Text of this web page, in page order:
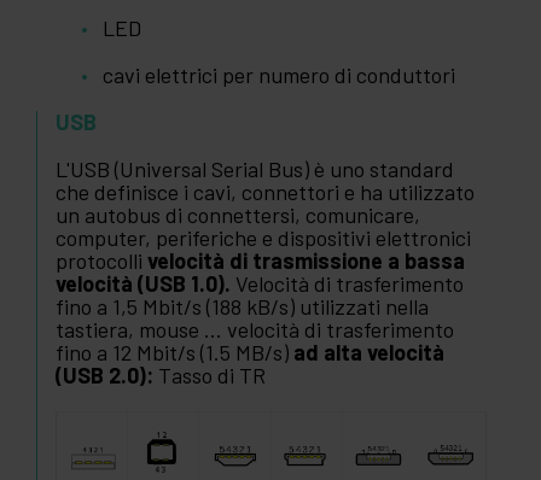
LED
cavi elettrici per numero di conduttori
USB
L'USB (Universal Serial Bus) è uno standard
che definisce i cavi, connettori e ha utilizzato
un autobus di connettersi, comunicare,
computer, periferiche e dispositivi elettronici
protocolli velocità di trasmissione a bassa
velocità (USB 1.0). Velocità di trasferimento
fino a 1,5 Mbit/s (188 kB/s) utilizzati nella
tastiera, mouse ... velocità di trasferimento
fino a 12 Mbit/s (1.5 MB/s) ad alta velocità
(USB 2.0): Tasso di TR